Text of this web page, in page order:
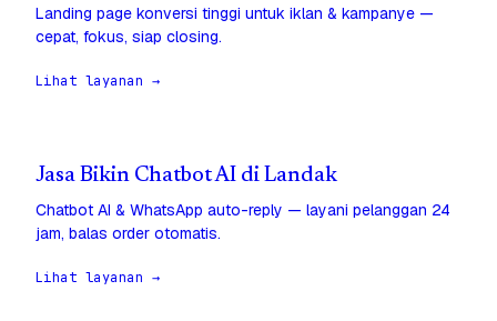
Landing page konversi tinggi untuk iklan & kampanye —
cepat, fokus, siap closing.
Lihat layanan →
Jasa Bikin Chatbot AI di Landak
Chatbot AI & WhatsApp auto-reply — layani pelanggan 24
jam, balas order otomatis.
Lihat layanan →